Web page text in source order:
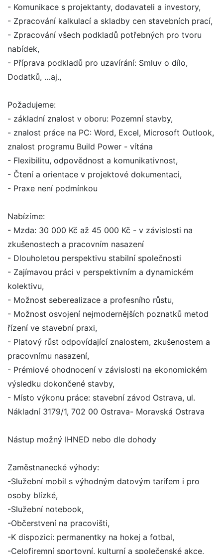
- Komunikace s projektanty, dodavateli a investory,
- Zpracování kalkulací a skladby cen stavebních prací,
- Zpracování všech podkladů potřebných pro tvoru
nabídek,
- Příprava podkladů pro uzavírání: Smluv o dílo,
Dodatků, …aj.,
Požadujeme:
- základní znalost v oboru: Pozemní stavby,
- znalost práce na PC: Word, Excel, Microsoft Outlook,
znalost programu Build Power - vítána
- Flexibilitu, odpovědnost a komunikativnost,
- Čtení a orientace v projektové dokumentaci,
- Praxe není podmínkou
Nabízíme:
- Mzda: 30 000 Kč až 45 000 Kč - v závislosti na
zkušenostech a pracovním nasazení
- Dlouholetou perspektivu stabilní společnosti
- Zajímavou práci v perspektivním a dynamickém
kolektivu,
- Možnost seberealizace a profesního růstu,
- Možnost osvojení nejmodernějších poznatků metod
řízení ve stavební praxi,
- Platový růst odpovídající znalostem, zkušenostem a
pracovnímu nasazení,
- Prémiové ohodnocení v závislosti na ekonomickém
výsledku dokončené stavby,
- Místo výkonu práce: stavební závod Ostrava, ul.
Nákladní 3179/1, 702 00 Ostrava- Moravská Ostrava
Nástup možný IHNED nebo dle dohody
Zaměstnanecké výhody:
-Služební mobil s výhodným datovým tarifem i pro
osoby blízké,
-Služební notebook,
-Občerstvení na pracovišti,
-K dispozici: permanentky na hokej a fotbal,
-Celofiremní sportovní, kulturní a společenské akce,